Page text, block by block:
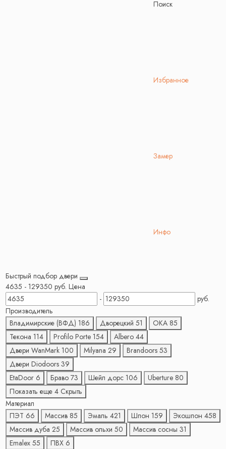
Поиск
Избранное
Замер
Инфо
Быстрый подбор двери
4635 - 129350 руб. Цена
-
руб.
Производитель
Владимирские (ВФД) 186 Дворецкий 51 ОКА 85
Текона 114 Profilo Porte 154 Albero 44
Двери WanMark 100 Milyana 29 Brandoors 53
Двери Diodoors 39
EtaDoor 6 Браво 73 Шейл дорс 106 Uberture 80
Показать еще 4 Скрыть
Материал
ПЭТ 66 Массив 85 Эмаль 421 Шпон 159 Экошпон 458
Массив дуба 25 Массив ольхи 50 Массив сосны 31
Emalex 55 ПВХ 6